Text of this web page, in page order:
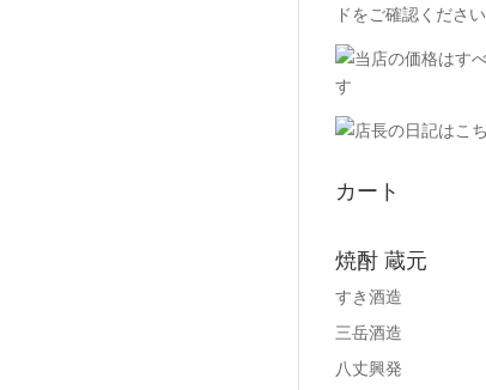
ドをご確認ください
カート
焼酎 蔵元
すき酒造
三岳酒造
八丈興発